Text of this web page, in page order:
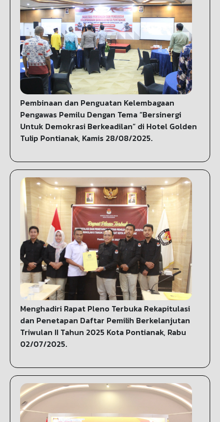
Pembinaan dan Penguatan Kelembagaan
Pengawas Pemilu Dengan Tema “Bersinergi
Untuk Demokrasi Berkeadilan” di Hotel Golden
Tulip Pontianak, Kamis 28/08/2025.
Menghadiri Rapat Pleno Terbuka Rekapitulasi
dan Penetapan Daftar Pemilih Berkelanjutan
Triwulan II Tahun 2025 Kota Pontianak, Rabu
02/07/2025.